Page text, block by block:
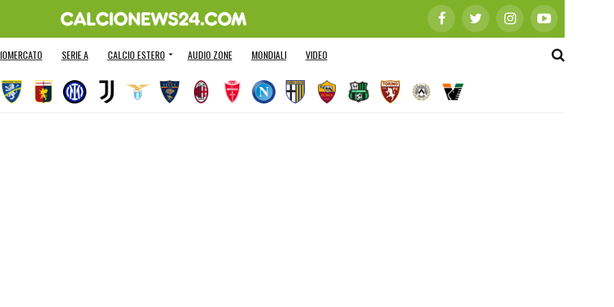
SERIE A CALCIO ESTERO AUDIO ZONE MONDIALI VIDEO